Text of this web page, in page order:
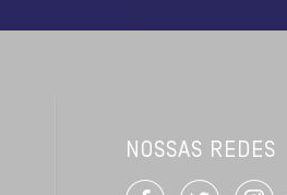
NOSSAS REDES